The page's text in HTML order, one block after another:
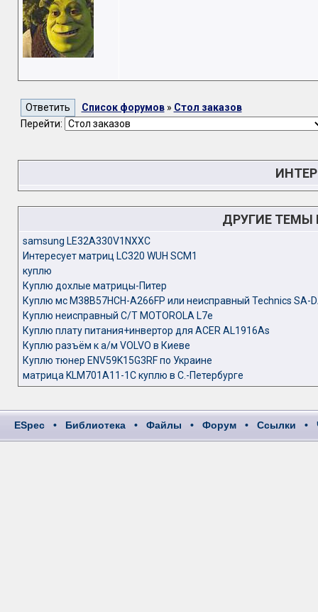
Список форумов» Стол заказов
Перейти:
ДРУГИЕ ТЕМЫ
samsung LE32A330V1NXXC
Интересует матриц LC320 WUH SCM1
куплю
Куплю дохлые матрицы-Питер
Куплю мc M38B57HCH-A266FP или неисправный Technics SA-
Куплю неисправный С/Т MOTOROLA L7e
Куплю плату питания+инвертор для ACER AL1916As
Куплю разъём к а/м VOLVO в Киеве
Куплю тюнер ENV59K15G3RF по Украине
матрица KLM701A11-1C куплю в С.-Петербурге
ESpec • Библиотека • Файлы • Форум • Ссылки •